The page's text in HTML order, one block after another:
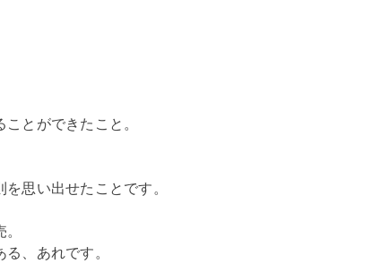
とができたこと。
思い出せたことです。
、あれです。